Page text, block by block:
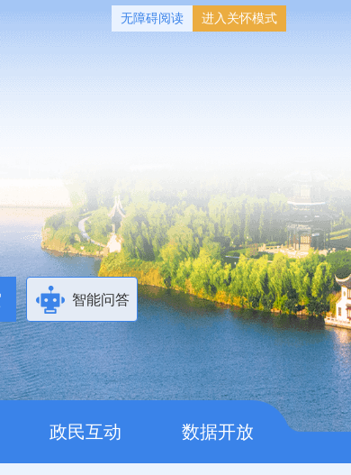
无障碍阅读 进入关怀模式
智能问答
政民互动 数据开放